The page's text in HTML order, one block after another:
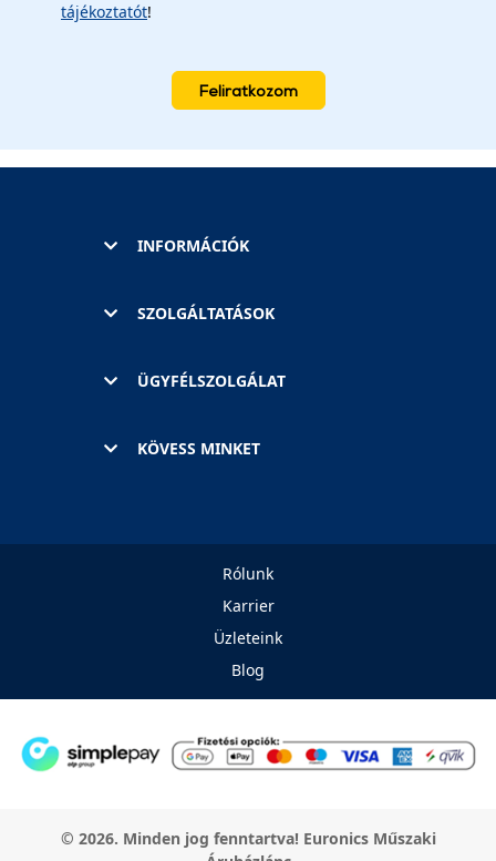
tájékoztatót!
Feliratkozom
INFORMÁCIÓK
SZOLGÁLTATÁSOK
ÜGYFÉLSZOLGÁLAT
KÖVESS MINKET
Rólunk
Karrier
Üzleteink
Blog
© 2026. Minden jog fenntartva! Euronics Műszaki